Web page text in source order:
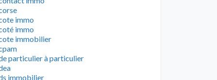
immo
immo
immobilier
particulier à particulier
immobilier